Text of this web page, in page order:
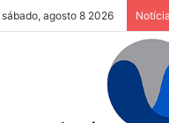
sábado, agosto 8 2026